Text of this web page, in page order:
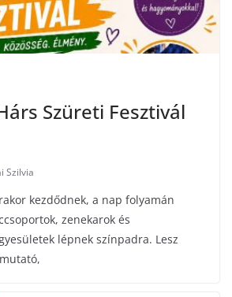
Szüreti Fesztivál
Szilvia
kezdődnek, a nap folyamán
zenekarok és
lépnek színpadra. Lesz